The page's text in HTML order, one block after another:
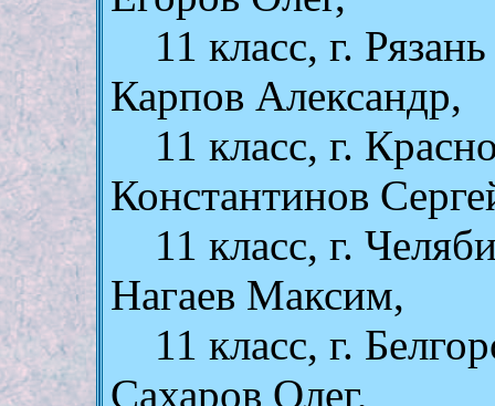
11 класс, г. Рязань
Карпов Александр,
11 класс, г.
Константинов
11 класс, г.
Нагаев Максим,
11 класс, г.
Сахаров Олег,